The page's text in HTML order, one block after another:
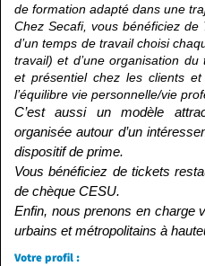
de formation adapté dans une
Chez Secafi, vous bénéficiez de
d’un temps de travail choisi
travail) et d’une organisation
et présentiel chez les clients
l’équilibre vie personnelle/vie
C’est aussi un modèle
organisée autour d’un
dispositif de prime.
Vous bénéficiez de tickets
de chèque CESU.
Enfin, nous prenons en charge
urbains et métropolitains à
Votre profil :